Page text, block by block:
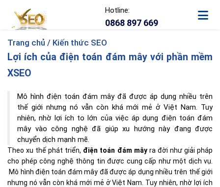
Hotline:
0868 897 669
Trang chủ / Kiến thức SEO
Lợi ích của điện toán đám mây với phần mềm
XSEO
Mô hình điện toán đám mây đã được áp dụng nhiều trên
thế giới nhưng nó vẫn còn khá mới mẻ ở Việt Nam. Tuy
nhiên, nhờ lợi ích to lớn của việc áp dụng điện toán đám
mây vào công nghệ đã giúp xu hướng này đang được
chuyển dịch mạnh mẽ.
Theo xu thế phát triển, điện toán đám mâyra đời như giải pháp
cho phép công nghệ thông tin được cung cấp như một dịch vụ.
Mô hình điện toán đám mây đã được áp dụng nhiều trên thế giới
nhưng nó vẫn còn khá mới mẻ ở Việt Nam. Tuy nhiên, nhờ lợi ích